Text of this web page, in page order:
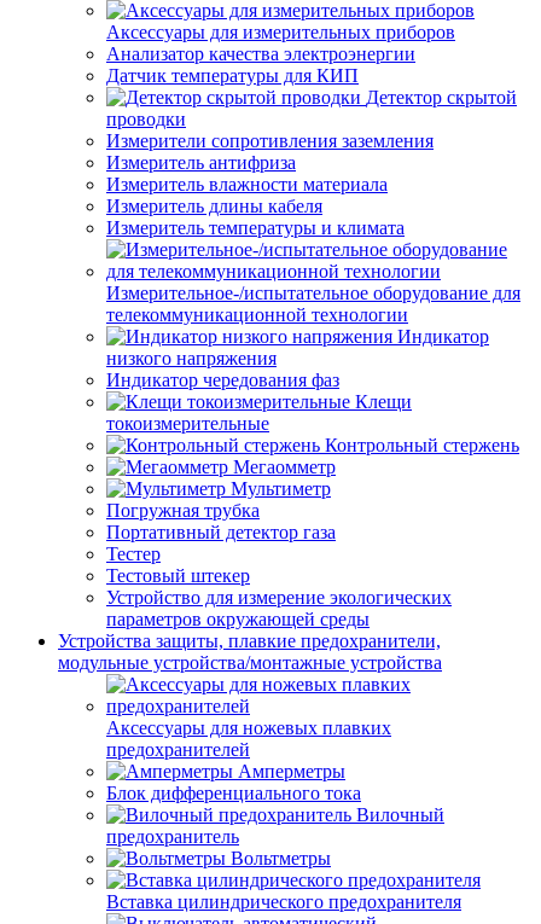
Аксессуары для измерительных приборов
Анализатор качества электроэнергии
Датчик температуры для КИП
Детектор скрытой
проводки
Измерители сопротивления заземления
Измеритель антифриза
Измеритель влажности материала
Измеритель длины кабеля
Измеритель температуры и климата
Измерительное-/испытательное оборудование для
телекоммуникационной технологии
Индикатор
низкого напряжения
Индикатор чередования фаз
Клещи
токоизмерительные
Контрольный стержень
Мегаомметр
Мультиметр
Погружная трубка
Портативный детектор газа
Тестер
Тестовый штекер
Устройство для измерение экологических
параметров окружающей среды
Устройства защиты, плавкие предохранители,
модульные устройства/монтажные устройства
Аксессуары для ножевых плавких
предохранителей
Амперметры
Блок дифференциального тока
Вилочный
предохранитель
Вольтметры
Вставка цилиндрического предохранителя